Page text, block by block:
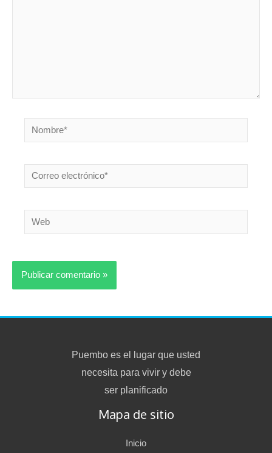
Nombre*
Correo
electrónico*
Web
Puembo es el lugar que usted
necesita para vivir y debe
ser planificado
Mapa de sitio
Inicio